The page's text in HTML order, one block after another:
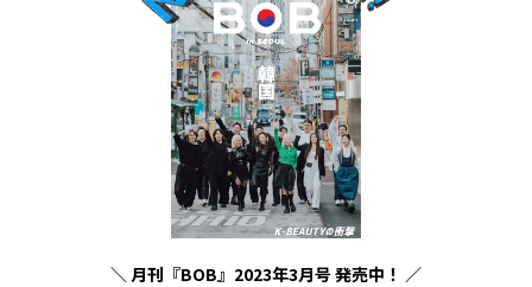
＼ 月刊『BOB』2023年3月号 発売中！ ／